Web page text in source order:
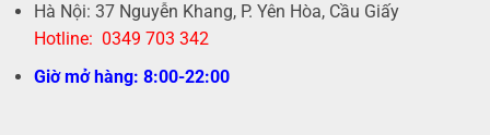
Hà Nội: 37 Nguyễn Khang, P. Yên Hòa, Cầu Giấy
Hotline: 0349 703 342
Giờ mở hàng: 8:00-22:00